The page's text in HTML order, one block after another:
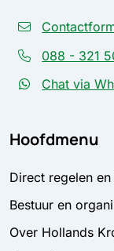
088 - 321
Chat via
Hoofdmenu
Direct regelen
Bestuur en
Over Hollands